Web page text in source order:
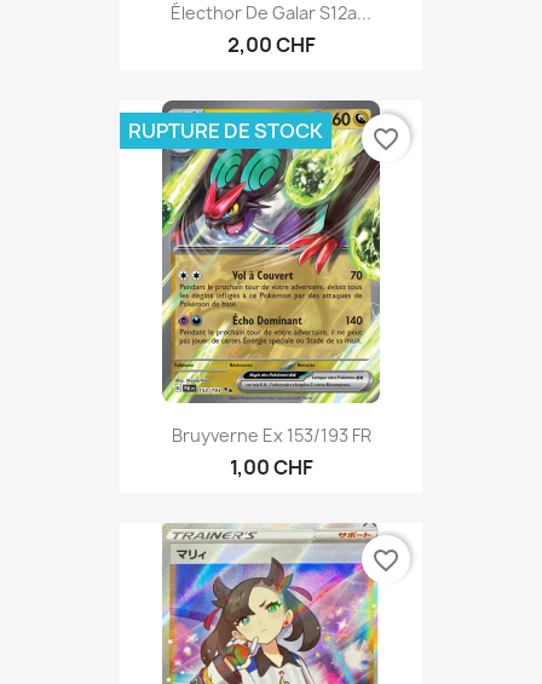
Électhor De Galar S12a...
2,00 CHF
Bruyverne Ex 153/193 FR
1,00 CHF
RUPTURE DE STOCK favorite_border
favorite_border